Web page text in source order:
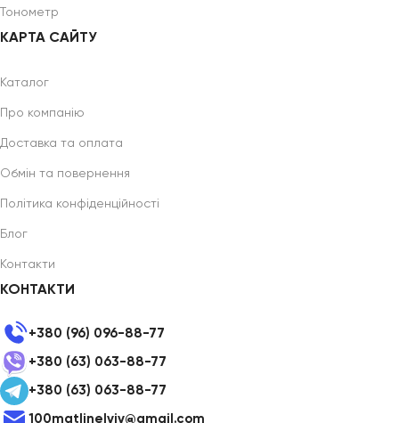
Тонометр
КАРТА САЙТУ
Каталог
Про компанію
Доставка та оплата
Обмін та повернення
Політика конфіденційності
Блог
Контакти
КОНТАКТИ
+380 (96) 096-88-77
+380 (63) 063-88-77
+380 (63) 063-88-77
100matlinelviv@gmail.com